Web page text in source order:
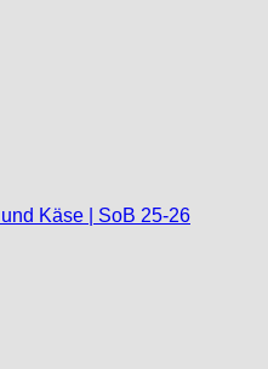
Käse | SoB 25-26